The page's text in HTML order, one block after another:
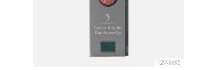
129-MX5